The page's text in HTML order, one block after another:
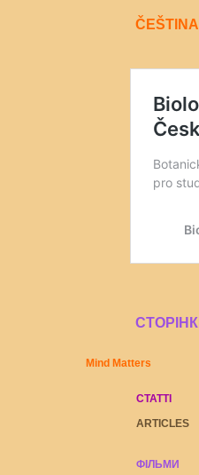
ČEŠTINA
Mind Matters
СТАТТІ
ARTICLES
ФІЛЬМИ